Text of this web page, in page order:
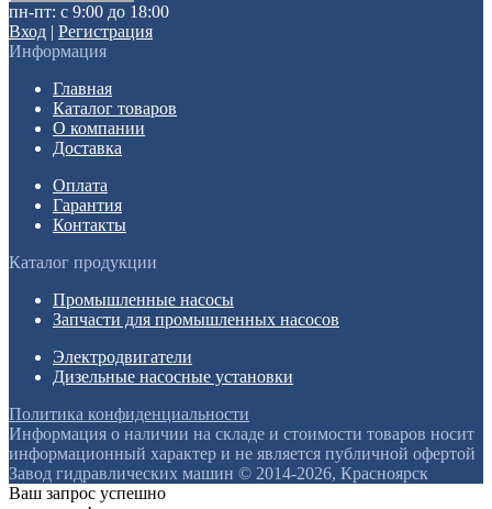
пн-пт: с 9:00 до 18:00
Вход | Регистрация
Информация
Главная
Каталог товаров
О компании
Доставка
Оплата
Гарантия
Контакты
Каталог продукции
Промышленные насосы
Запчасти для промышленных насосов
Электродвигатели
Дизельные насосные установки
Политика конфиденциальности
Информация о наличии на складе и стоимости товаров носит
информационный характер и не является публичной офертой
Завод гидравлических машин © 2014-2026, Красноярск
Ваш запрос успешно